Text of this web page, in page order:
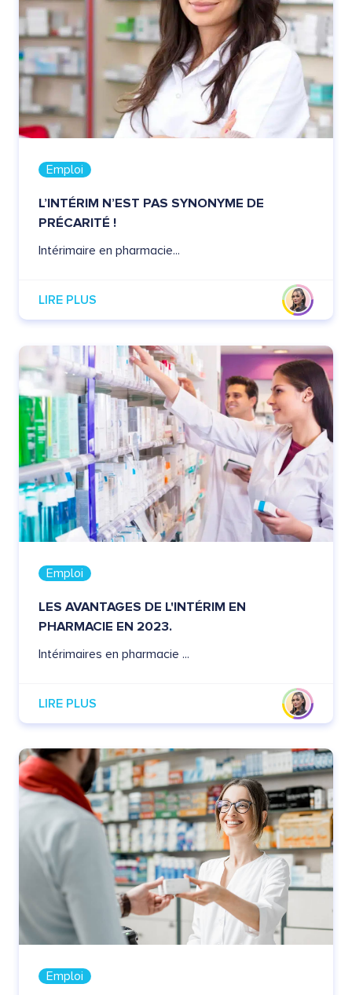
Emploi
L’INTÉRIM N’EST PAS SYNONYME DE
PRÉCARITÉ !
Intérimaire en pharmacie...
LIRE PLUS
Emploi
LES AVANTAGES DE L'INTÉRIM EN
PHARMACIE EN 2023.
Intérimaires en pharmacie ...
LIRE PLUS
Emploi